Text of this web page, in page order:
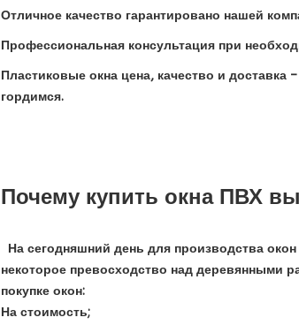
Отличное качество гарантировано нашей
Профессиональная консультация при
Пластиковые окна цена, качество и
гордимся.
Почему купить окна ПВХ
На сегодняшний день для производства
некоторое превосходство над деревянными
покупке окон:
На стоимость;